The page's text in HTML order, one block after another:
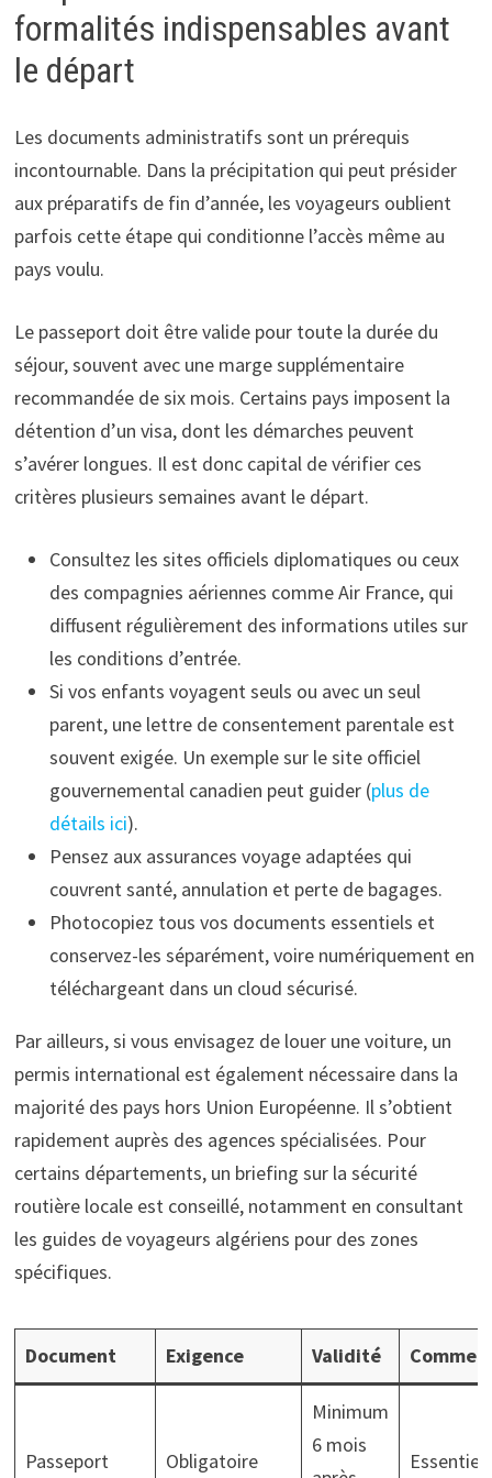
formalités indispensables avant
le départ
Les documents administratifs sont un prérequis
incontournable. Dans la précipitation qui peut présider
aux préparatifs de fin d’année, les voyageurs oublient
parfois cette étape qui conditionne l’accès même au
pays voulu.
Le passeport doit être valide pour toute la durée du
séjour, souvent avec une marge supplémentaire
recommandée de six mois. Certains pays imposent la
détention d’un visa, dont les démarches peuvent
s’avérer longues. Il est donc capital de vérifier ces
critères plusieurs semaines avant le départ.
Consultez les sites officiels diplomatiques ou ceux
des compagnies aériennes comme Air France, qui
diffusent régulièrement des informations utiles sur
les conditions d’entrée.
Si vos enfants voyagent seuls ou avec un seul
parent, une lettre de consentement parentale est
souvent exigée. Un exemple sur le site officiel
gouvernemental canadien peut guider (plus de
détails ici).
Pensez aux assurances voyage adaptées qui
couvrent santé, annulation et perte de bagages.
Photocopiez tous vos documents essentiels et
conservez-les séparément, voire numériquement en
téléchargeant dans un cloud sécurisé.
Par ailleurs, si vous envisagez de louer une voiture, un
permis international est également nécessaire dans la
majorité des pays hors Union Européenne. Il s’obtient
rapidement auprès des agences spécialisées. Pour
certains départements, un briefing sur la sécurité
routière locale est conseillé, notamment en consultant
les guides de voyageurs algériens pour des zones
spécifiques.
Document Exigence Validité
Passeport Obligatoire
Minimum
6 mois
Essentiel